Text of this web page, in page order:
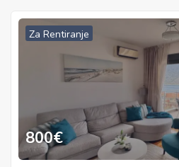
Za Rentiranje
800€